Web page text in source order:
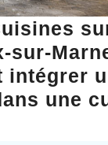
sur-
intégrer
une